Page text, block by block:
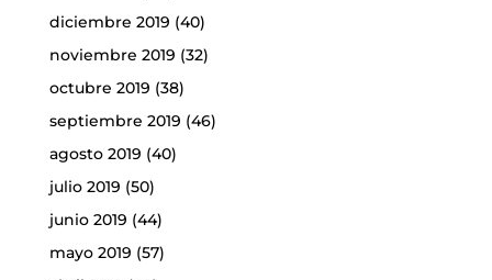
diciembre 2019 (40)
noviembre 2019 (32)
octubre 2019 (38)
septiembre 2019 (46)
agosto 2019 (40)
julio 2019 (50)
junio 2019 (44)
mayo 2019 (57)